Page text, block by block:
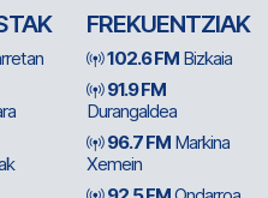
FREKUENTZIAK
102.6 FM Bizkaia
91.9 FM
Durangaldea
96.7 FM Markina
Xemein